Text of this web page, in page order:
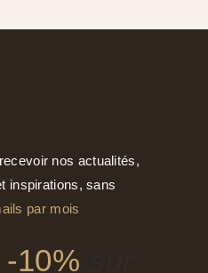
nos actualités,
inspirations, sans
par mois
-10%